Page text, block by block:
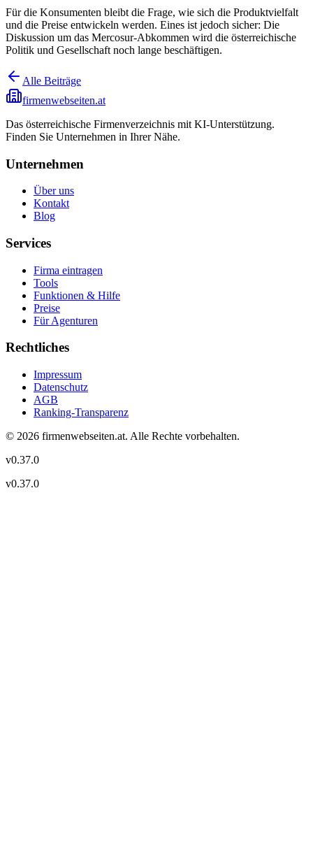
Für die Konsumenten bleibt die Frage, wie sich die Produktvielfalt
und die Preise entwickeln werden. Eines ist jedoch sicher: Die
Diskussion um das Mercosur-Abkommen wird die österreichische
Politik und Gesellschaft noch lange beschäftigen.
Alle Beiträge
firmenwebseiten.at
Das österreichische Firmenverzeichnis mit KI-Unterstützung.
Finden Sie Unternehmen in Ihrer Nähe.
Unternehmen
Über uns
Kontakt
Blog
Services
Firma eintragen
Tools
Funktionen & Hilfe
Preise
Für Agenturen
Rechtliches
Impressum
Datenschutz
AGB
Ranking-Transparenz
© 2026 firmenwebseiten.at. Alle Rechte vorbehalten.
v0.37.0
v0.37.0